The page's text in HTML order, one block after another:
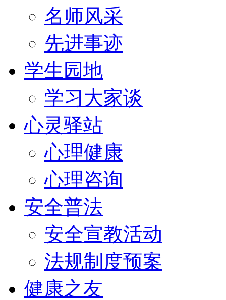
名师风采
先进事迹
学生园地
学习大家谈
心灵驿站
心理健康
心理咨询
安全普法
安全宣教活动
法规制度预案
健康之友